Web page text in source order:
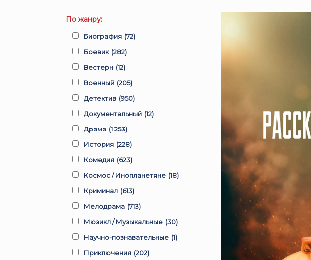
По жанру:
Биография (72)
Боевик (282)
Вестерн (12)
Военный (205)
Детектив (950)
Документальный (12)
Драма (1 253)
История (228)
Комедия (623)
Космос / Инопланетяне (18)
Криминал (613)
Мелодрама (713)
Мюзикл / Музыкальные (30)
Научно-познавательные (1)
Приключения (202)